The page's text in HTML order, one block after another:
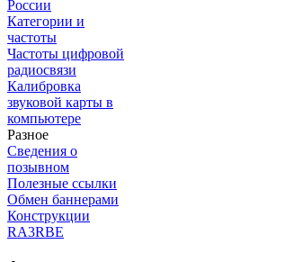
России
Категории и
частоты
Частоты цифровой
радиосвязи
Калибровка
звуковой карты в
компьютере
Разное
Сведения о
позывном
Полезные ссылки
Обмен баннерами
Конструкции
RA3RBE